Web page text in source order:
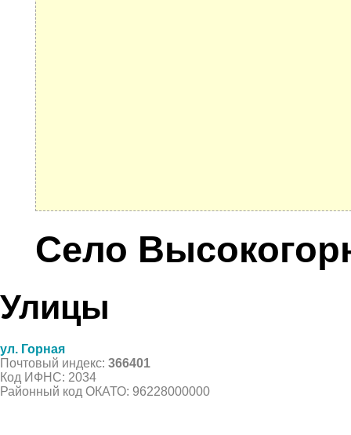
Село
Улицы
ул. Горная
Почтовый индекс: 366401
Код ИФНС: 2034
Районный код ОКАТО: 96228000000